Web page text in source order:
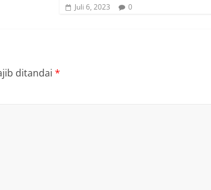
Juli 6, 2023 0
ditandai *